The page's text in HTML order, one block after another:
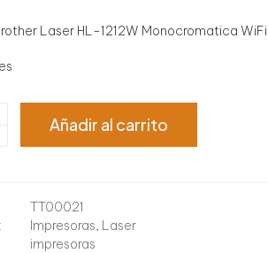
Laser HL-1212W Monocromatica WiFi
Añadir al carrito
TT00021
Impresoras, Laser
impresoras